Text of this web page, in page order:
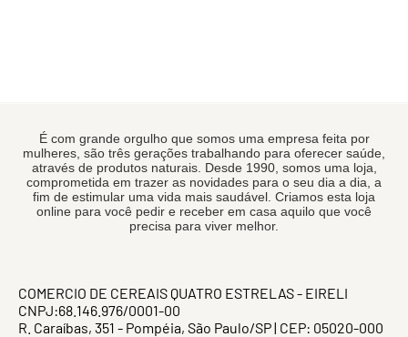
É com grande orgulho que somos uma empresa feita por
mulheres, são três gerações trabalhando para oferecer saúde,
através de produtos naturais. Desde 1990, somos uma loja,
comprometida em trazer as novidades para o seu dia a dia, a
fim de estimular uma vida mais saudável. Criamos esta loja
online para você pedir e receber em casa aquilo que você
precisa para viver melhor.
COMERCIO DE CEREAIS QUATRO ESTRELAS - EIRELI
CNPJ:68.146.976/0001-00
R. Caraíbas, 351 - Pompéia, São Paulo/SP | CEP: 05020-000